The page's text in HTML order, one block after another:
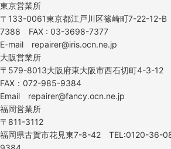
東京営業所
〒133-0061東京都江戸川区篠崎町7-22-
7388 FAX : 03-3698-7377
E-mail repairer@iris.ocn.ne.jp
大阪営業所
〒579-8013大阪府東大阪市西石切町4-3-
FAX：072-985-9384
Email repairer@fancy.ocn.ne.jp
福岡営業所
〒811-3112
福岡県古賀市花見東7-8-42 TEL:0120-36-